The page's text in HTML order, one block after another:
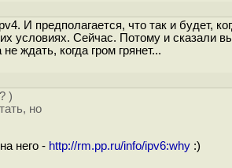
И предполагается, что так и будет,
условиях. Сейчас. Потому и сказали
ждать, когда гром грянет...
)
но
него - http://rm.pp.ru/info/ipv6:why :)